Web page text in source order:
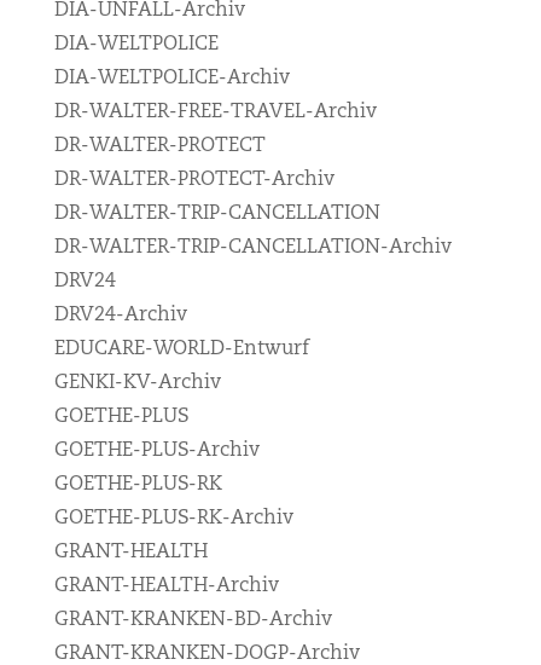
DIA-UNFALL-Archiv
DIA-WELTPOLICE
DIA-WELTPOLICE-Archiv
DR-WALTER-FREE-TRAVEL-Archiv
DR-WALTER-PROTECT
DR-WALTER-PROTECT-Archiv
DR-WALTER-TRIP-CANCELLATION
DR-WALTER-TRIP-CANCELLATION-Archiv
DRV24
DRV24-Archiv
EDUCARE-WORLD-Entwurf
GENKI-KV-Archiv
GOETHE-PLUS
GOETHE-PLUS-Archiv
GOETHE-PLUS-RK
GOETHE-PLUS-RK-Archiv
GRANT-HEALTH
GRANT-HEALTH-Archiv
GRANT-KRANKEN-BD-Archiv
GRANT-KRANKEN-DOGP-Archiv